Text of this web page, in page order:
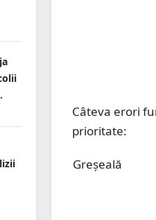
Câteva erori
prioritate:
Greșeală